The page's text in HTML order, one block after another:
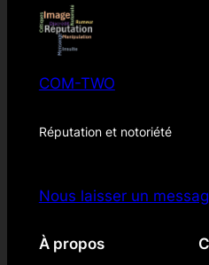
COM-TWO
Réputation et notoriété
Nous laisser un
À propos